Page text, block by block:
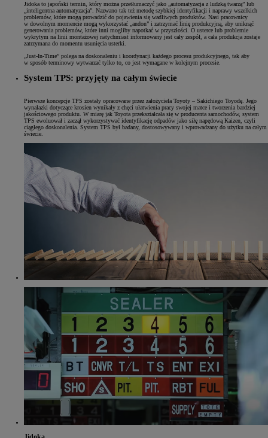
Jidoka to japoński termin, który można przetłumaczyć jako „automatyzacja z ludzką twarzą” lub
„inteligentna automatyzacja”. Nazwano tak też metodę szybkiej identyfikacji i naprawy wszelkich
problemów, które mogą prowadzić do pojawienia się wadliwych produktów. Nasi pracownicy
w dowolnym momencie mogą wykorzystać „andon” i zatrzymać linię produkcyjną, aby uniknąć
generowania problemów, które inni mogliby napotkać w przyszłości. O usterce lub problemie
wykrytym na linii montażowej natychmiast informowany jest cały zespół, a cała produkcja zostaje
zatrzymana do momentu usunięcia usterki.
„Just-In-Time” polega na doskonaleniu i koordynacji każdego procesu produkcyjnego, tak aby
w sposób terminowy wytwarzać tylko to, co jest wymagane w kolejnym procesie.
System TPS: przyjęty na całym świecie
Pierwsze koncepcje TPS zostały opracowane przez założyciela Toyoty – Sakichiego Toyodę. Jego
wynalazki dotyczące krosien wynikały z chęci ułatwienia pracy swojej matce i tworzenia bardziej
jakościowego produktu. W miarę jak Toyota przekształcała się w producenta samochodów, system
TPS ewoluował i zaczął wykorzystywać identyfikację odpadów jako siłę napędową Kaizen, czyli
ciągłego doskonalenia. System TPS był badany, dostosowywany i wprowadzany do użytku na całym
świecie.